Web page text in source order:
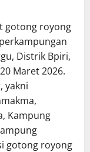
gotong royong
Distrik Bpiri,
Maret 2026.
yakni
Kampung
gotong royong